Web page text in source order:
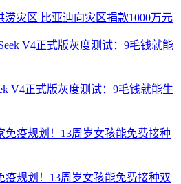
涝灾区 比亚迪向灾区捐款1000万元
V4正式版灰度测试：9毛钱就能生
疫规划！13周岁女孩能免费接种双